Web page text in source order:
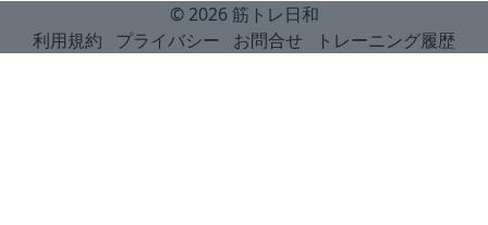
© 2026 筋トレ日和
利用規約
プライバシー お問合せ トレーニング履歴